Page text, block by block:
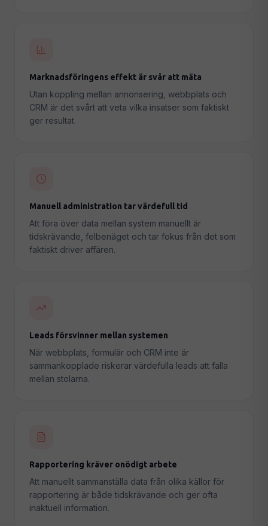
Marknadsföringens effekt är svår att mäta
Utan koppling mellan annonsering, webbplats och
CRM är det svårt att veta vilka insatser som faktiskt
ger resultat.
Manuell administration tar värdefull tid
Att föra över data mellan system manuellt är
tidskrävande, felbenäget och tar fokus från det som
faktiskt driver affären.
Leads försvinner mellan systemen
När webbplats, formulär och CRM inte är
sammankopplade riskerar värdefulla leads att falla
mellan stolarna.
Rapportering kräver onödigt arbete
Att manuellt sammanställa data från olika källor för
rapportering är både tidskrävande och ger ofta
inaktuell information.